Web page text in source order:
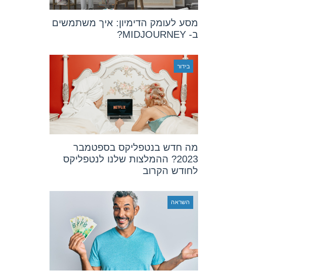
מסע לעומק הדימיון: איך משתמשים
ב- MIDJOURNEY?
בידור
מה חדש בנטפליקס בספטמבר
2023? ההמלצות שלנו לנטפליקס
לחודש הקרוב
השראה